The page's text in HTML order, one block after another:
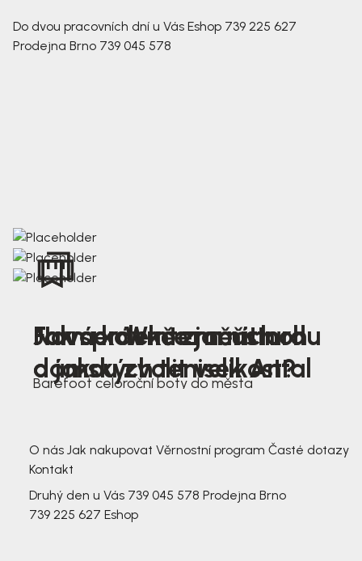
Do dvou pracovních dní u Vás Eshop 739 225 627
Prodejna Brno 739 045 578
Nová kolekce jarních
dámských tenisek Antal
Jak správně změřit nohu
a jakou zvolit velikost?
Farmer Winter mustard
Barefoot celoroční boty do města
O nás Jak nakupovat Věrnostní program Časté dotazy
Kontakt
Druhý den u Vás 739 045 578 Prodejna Brno
739 225 627 Eshop